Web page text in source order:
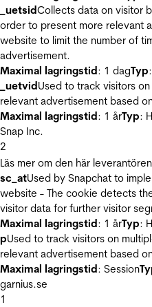
_uetsidCollects data on visitor
order to present more relevant
website to limit the number of
advertisement.
Maximal lagringstid: 1 dagTyp
_uetvidUsed to track visitors
relevant advertisement based
Maximal lagringstid: 1 årTyp:
Snap Inc.
2
Läs mer om den här leverantören
sc_atUsed by Snapchat to
website - The cookie detects
visitor data for further visitor
Maximal lagringstid: 1 årTyp:
pUsed to track visitors on
relevant advertisement based
Maximal lagringstid: Session
garnius.se
1